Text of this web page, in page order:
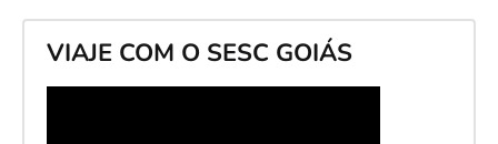
VIAJE COM O SESC GOIÁS